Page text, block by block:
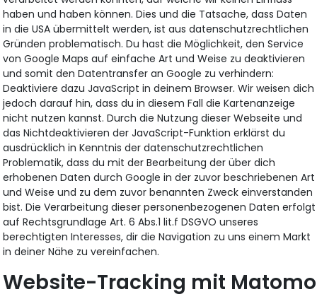
haben und haben können. Dies und die Tatsache, dass Daten
in die USA übermittelt werden, ist aus datenschutzrechtlichen
Gründen problematisch. Du hast die Möglichkeit, den Service
von Google Maps auf einfache Art und Weise zu deaktivieren
und somit den Datentransfer an Google zu verhindern:
Deaktiviere dazu JavaScript in deinem Browser. Wir weisen dich
jedoch darauf hin, dass du in diesem Fall die Kartenanzeige
nicht nutzen kannst. Durch die Nutzung dieser Webseite und
das Nichtdeaktivieren der JavaScript-Funktion erklärst du
ausdrücklich in Kenntnis der datenschutzrechtlichen
Problematik, dass du mit der Bearbeitung der über dich
erhobenen Daten durch Google in der zuvor beschriebenen Art
und Weise und zu dem zuvor benannten Zweck einverstanden
bist. Die Verarbeitung dieser personenbezogenen Daten erfolgt
auf Rechtsgrundlage Art. 6 Abs.1 lit.f DSGVO unseres
berechtigten Interesses, dir die Navigation zu uns einem Markt
in deiner Nähe zu vereinfachen.
Website-Tracking mit Matomo